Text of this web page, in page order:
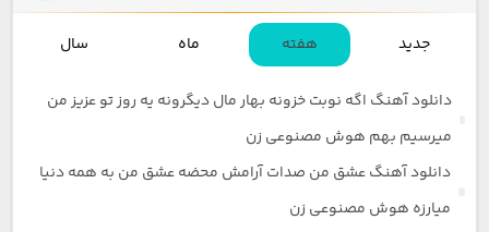
جدید هفته ماه سال
دانلود آهنگ اگه نوبت خزونه بهار مال دیگرونه یه روز تو عزیز من
میرسیم بهم هوش مصنوعی زن
دانلود آهنگ عشق من صدات آرامش محضه عشق من به همه دنیا
میارزه هوش مصنوعی زن